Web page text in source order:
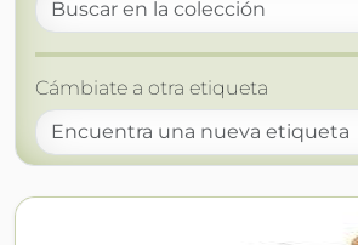
Cámbiate a otra etiqueta